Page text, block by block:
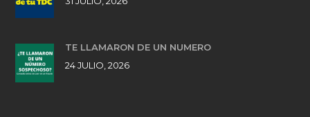
TE LLAMARON DE UN NÚMERO
24 JULIO, 2026